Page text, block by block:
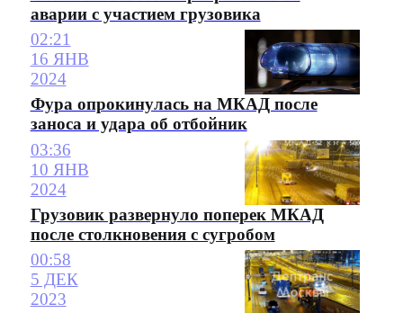
аварии с участием грузовика
02:21
16 ЯНВ
2024
Фура опрокинулась на МКАД после
заноса и удара об отбойник
03:36
10 ЯНВ
2024
Грузовик развернуло поперек МКАД
после столкновения с сугробом
00:58
5 ДЕК
2023